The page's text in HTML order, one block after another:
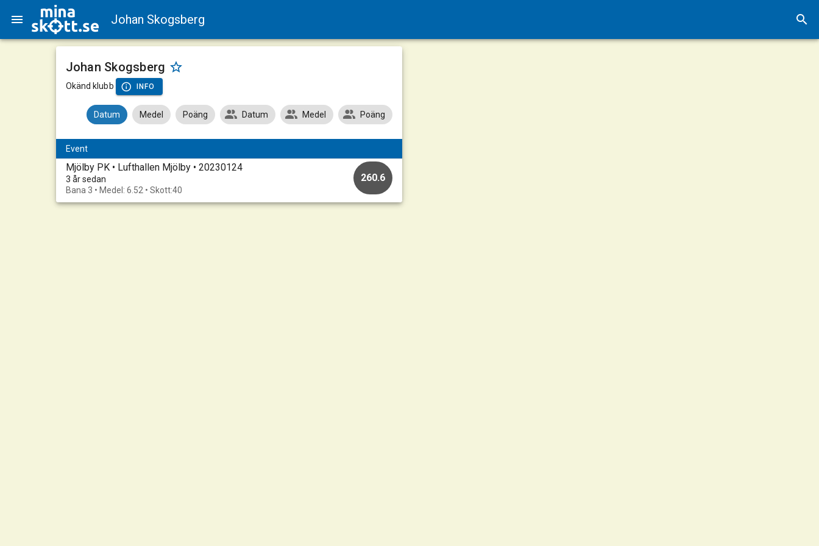
Johan Skogsberg
Johan Skogsberg
Okänd klubb INFO
Datum Medel Poäng Datum Medel Poäng
Event
Mjölby PK • Lufthallen Mjölby • 20230124
3 år sedan
Bana 3 • Medel: 6.52 • Skott:40
260.6